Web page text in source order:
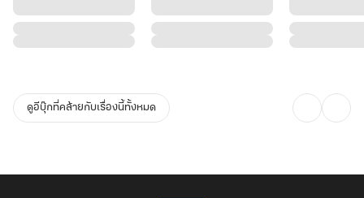
ดูอีบุ๊กที่คล้ายกับเรื่องนี้ทั้งหมด